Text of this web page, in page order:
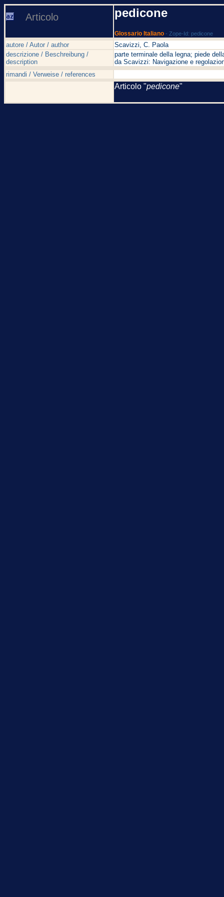
Articolo pedicone
Glossario Italiano - Zope-Id: pedicone
autore / Autor / author
Scavizzi, C. Paola
descrizione / Beschreibung /
description
parte terminale della legna; piede
da Scavizzi: Navigazione e
rimandi / Verweise / references
Articolo "pedicone"